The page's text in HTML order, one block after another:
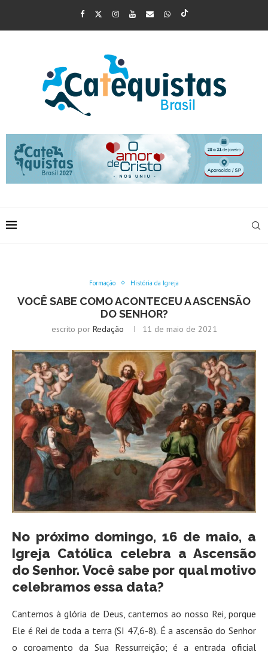
Formação História da Igreja
VOCÊ SABE COMO ACONTECEU A ASCENSÃO
DO SENHOR?
escrito por Redação 11 de maio de 2021
No próximo domingo, 16 de maio, a
Igreja Católica celebra a Ascensão
do Senhor. Você sabe por qual motivo
celebramos essa data?
Cantemos à glória de Deus, cantemos ao nosso Rei, porque
Ele é Rei de toda a terra (SI 47,6-8). É a ascensão do Senhor
o coroamento da Sua Ressurreição; é a entrada oficial